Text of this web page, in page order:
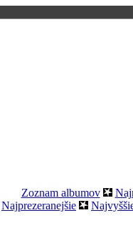
Zoznam albumov
Najprezeranejšie